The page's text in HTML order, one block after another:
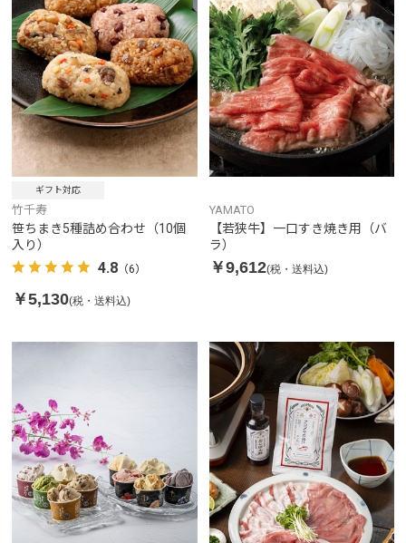
ギフト対応
竹千寿
笹ちまき5種詰め合わせ（10個
入り）
4.8 （6）
￥5,130(税・送料込)
YAMATO
【若狭牛】一口すき焼き用（バ
ラ）
￥9,612(税・送料込)